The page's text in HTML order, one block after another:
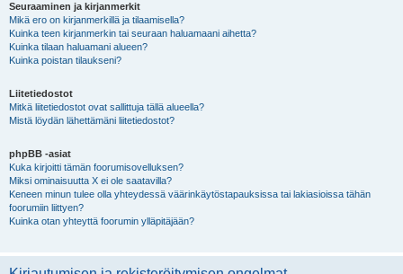
Seuraaminen ja kirjanmerkit
Mikä ero on kirjanmerkillä ja tilaamisella?
Kuinka teen kirjanmerkin tai seuraan haluamaani aihetta?
Kuinka tilaan haluamani alueen?
Kuinka poistan tilaukseni?
Liitetiedostot
Mitkä liitetiedostot ovat sallittuja tällä alueella?
Mistä löydän lähettämäni liitetiedostot?
phpBB -asiat
Kuka kirjoitti tämän foorumisovelluksen?
Miksi ominaisuutta X ei ole saatavilla?
Keneen minun tulee olla yhteydessä väärinkäytöstapauksissa tai lakiasioissa tähän
foorumiin liittyen?
Kuinka otan yhteyttä foorumin ylläpitäjään?